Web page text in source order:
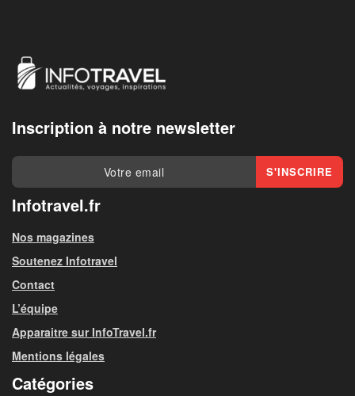
Inscription à notre newsletter
Infotravel.fr
Nos magazines
Soutenez Infotravel
Contact
L’équipe
Apparaitre sur InfoTravel.fr
Mentions légales
Catégories